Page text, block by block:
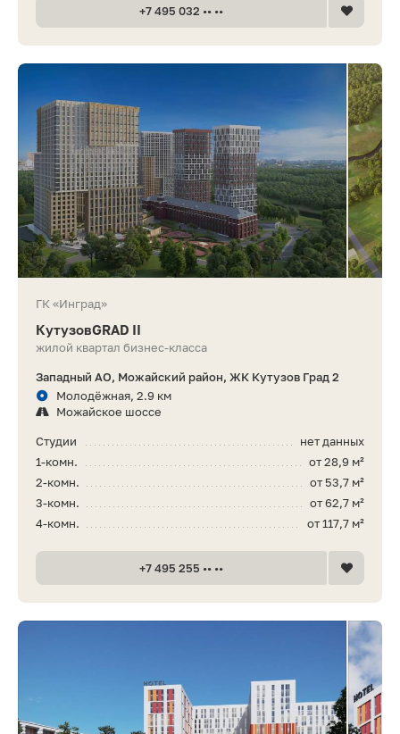
+7 495 032 •• ••
ГК «Инград»
КутузовGRAD II
жилой квартал бизнес-класса
Западный АО, Можайский район, ЖК Кутузов Град 2
Молодёжная, 2.9 км
Можайское шоссе
нет данных
Студии
от 28,9 м²
1-комн.
от 53,7 м²
2-комн.
от 62,7 м²
3-комн.
от 117,7 м²
4-комн.
+7 495 255 •• ••